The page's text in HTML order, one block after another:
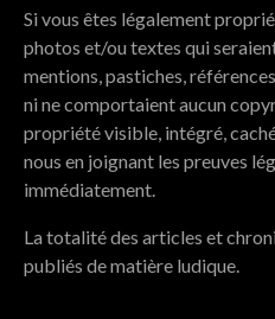
Si vous êtes légalement
photos et/ou textes qui
mentions, pastiches,
ni ne comportaient aucun
propriété visible, intégré,
nous en joignant les preuves
immédiatement.
La totalité des articles et
publiés de matière ludique.